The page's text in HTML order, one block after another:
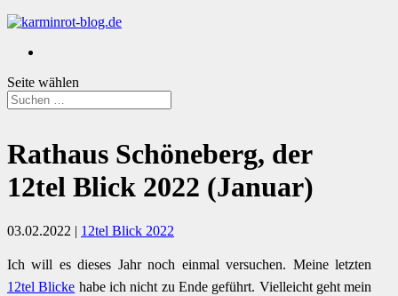
Seite wählen
Rathaus Schöneberg, der
12tel Blick 2022 (Januar)
03.02.2022 | 12tel Blick 2022
Ich will es dieses Jahr noch einmal versuchen. Meine letzten
12tel Blicke habe ich nicht zu Ende geführt. Vielleicht geht mein